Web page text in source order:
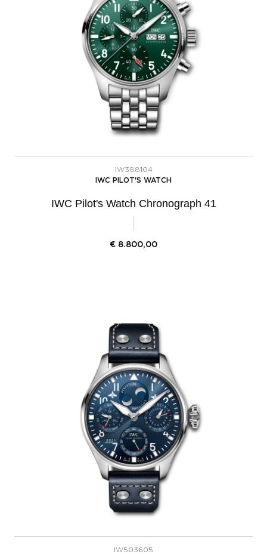
IW388104
IWC PILOT'S WATCH
IWC Pilot's Watch Chronograph 41
€ 8.800,00
IW503605